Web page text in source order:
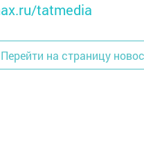
tatmedia
Перейти на страницу